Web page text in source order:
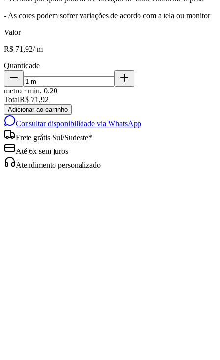
- As cores podem sofrer variações de acordo com a tela ou monitor
Valor
R$ 71,92/m
Quantidade
metro · min. 0.20
TotalR$ 71,92
Adicionar ao carrinho
Consultar disponibilidade via WhatsApp
Frete grátis Sul/Sudeste*
Até 6x sem juros
Atendimento personalizado